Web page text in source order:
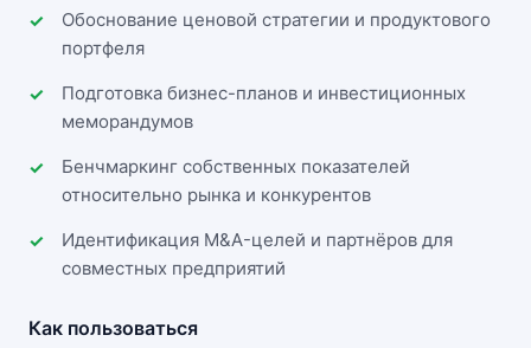
Обоснование ценовой стратегии и продуктового
портфеля
Подготовка бизнес-планов и инвестиционных
меморандумов
Бенчмаркинг собственных показателей
относительно рынка и конкурентов
Идентификация M&A-целей и партнёров для
совместных предприятий
Как пользоваться